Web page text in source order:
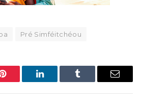
Pré Simféitchéou
Pinterest LinkedIn Tumblr Email